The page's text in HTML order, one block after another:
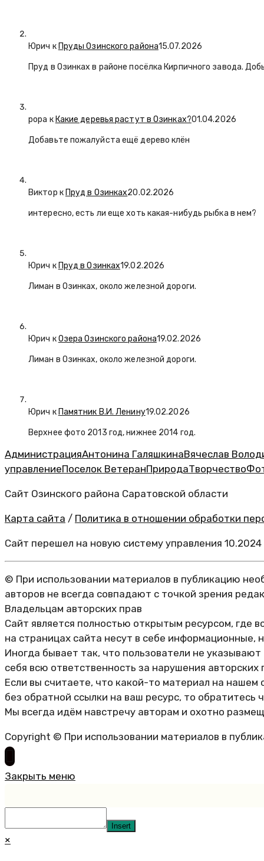
Юрич к Пруды Озинского района15.07.2026
Пруд в Озинках в районе посёлка Кирпичного завода.
popa к Какие деревья растут в Озинках?01.04.2026
Добавьте пожалуйста ещё дерево клён
Виктор к Пруд в Озинках20.02.2026
интересно, есть ли еще хоть какая-нибудь рыбка в нем?
Юрич к Пруд в Озинках19.02.2026
Лиман в Озинках, около железной дороги.
Юрич кОзера Озинского района19.02.2026
Лиман в Озинках, около железной дороги.
Юрич к Памятник В.И. Ленину19.02.2026
Верхнее фото 2013 год, нижнее 2014 год.
АдминистрацияАнтонина ГаляшкинаВячеслав
управлениеПоселок ВетеранПриродаТворчество
Сайт Озинского района Саратовской области
Карта сайта / Политика в отношении обработки
Сайт перешел на новую систему управления 10.2024
© При использовании материалов в публикацию
авторов не всегда совпадают с точкой зрения
Владельцам авторских прав
Сайт является полностью открытым ресурсом, где
на страницах сайта несут в себе информационные,
Иногда бывает так, что пользователи не
себя всю ответственность за нарушения авторских
Если вы считаете, что какой-то материал на
без обратной ссылки на ваш ресурс, то обратитесь
Мы всегда идём навстречу авторам и охотно
Copyright © При использовании материалов в
Закрыть меню
Insert
×